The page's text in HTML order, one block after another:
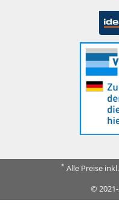
* Alle Preise
© 2021-